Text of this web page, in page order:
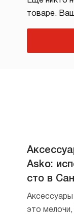
товаре.
Asko:
сто в
это